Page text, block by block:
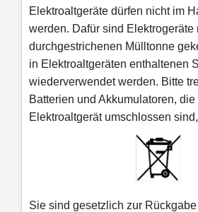
Elektroaltgeräte dürfen nicht im
werden. Dafür sind Elektrogeräte
durchgestrichenen Mülltonne
in Elektroaltgeräten enthaltenen
wiederverwendet werden. Bitte
Batterien und Akkumulatoren,
Elektroaltgerät umschlossen
Sie sind gesetzlich zur